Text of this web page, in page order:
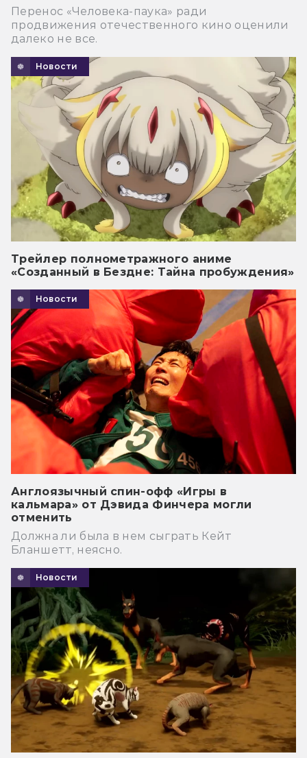
Перенос «Человека-паука» ради
продвижения отечественного кино оценили
далеко не все.
Новости
Трейлер полнометражного аниме
«Созданный в Бездне: Тайна пробуждения»
Новости
Англоязычный спин-офф «Игры в
кальмара» от Дэвида Финчера могли
отменить
Должна ли была в нем сыграть Кейт
Бланшетт, неясно.
Новости